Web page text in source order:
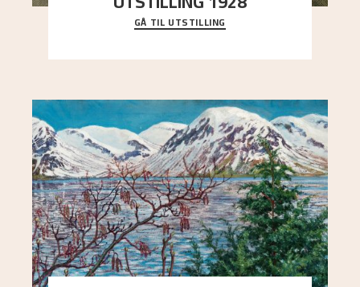
Då Astrup døydde i 1928, tok vennene Moritz
Kaland og Simon Thorbjørnsen initiativ til å
GÅ TIL UTSTILLING